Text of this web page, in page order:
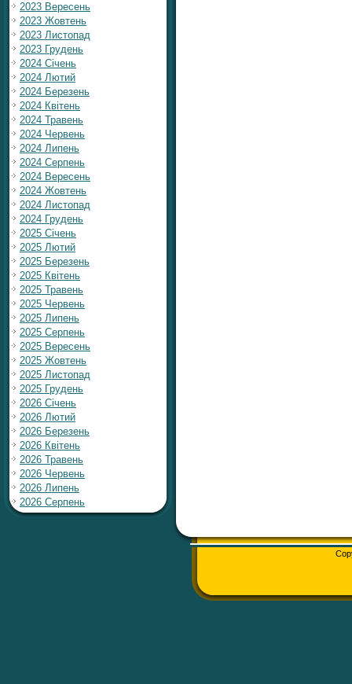
2023 Вересень
2023 Жовтень
2023 Листопад
2023 Грудень
2024 Січень
2024 Лютий
2024 Березень
2024 Квітень
2024 Травень
2024 Червень
2024 Липень
2024 Серпень
2024 Вересень
2024 Жовтень
2024 Листопад
2024 Грудень
2025 Січень
2025 Лютий
2025 Березень
2025 Квітень
2025 Травень
2025 Червень
2025 Липень
2025 Серпень
2025 Вересень
2025 Жовтень
2025 Листопад
2025 Грудень
2026 Січень
2026 Лютий
2026 Березень
2026 Квітень
2026 Травень
2026 Червень
2026 Липень
2026 Серпень